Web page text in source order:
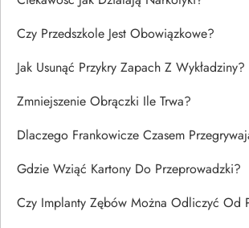
Czy Przedszkole Jest Obowiązkowe?
Jak Usunąć Przykry Zapach Z Wykładziny?
Zmniejszenie Obrączki Ile Trwa?
Dlaczego Frankowicze Czasem
Gdzie Wziąć Kartony Do Przeprowadzki?
Czy Implanty Zębów Można Odliczyć Od